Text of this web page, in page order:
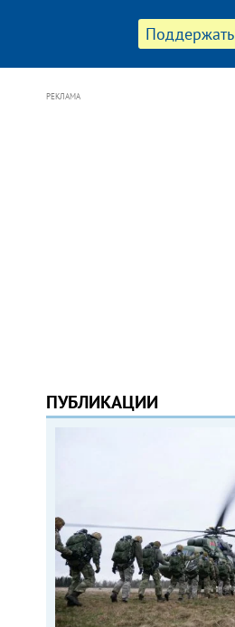
Поддержать
РЕКЛАМА
ПУБЛИКАЦИИ